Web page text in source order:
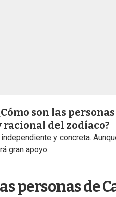
son las
racional del zodíaco?
y concreta.
gran apoyo.
personas de